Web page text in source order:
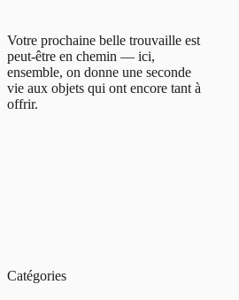
Votre prochaine belle trouvaille est
peut-être en chemin — ici,
ensemble, on donne une seconde
vie aux objets qui ont encore tant à
offrir.
Catégories